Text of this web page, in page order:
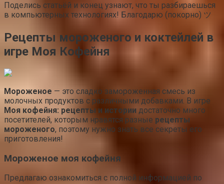
Поделись статьёй и конец узнают, что ты разбираешься
в компьютерных технологиях! Благодарю (покорно) ツ
Рецепты мороженого и коктейлей в
игре Моя Кофейня
Мороженое — это сладко замороженная смесь из
молочных продуктов с различными добавками. В игре
Моя кофейня: рецепты и истории достаточно много
посетителей, которым нравятся разные рецепты
мороженого, поэтому нужно знать все секреты его
приготовления!
Мороженое моя кофейня
Предлагаю ознакомиться с полной информацией по